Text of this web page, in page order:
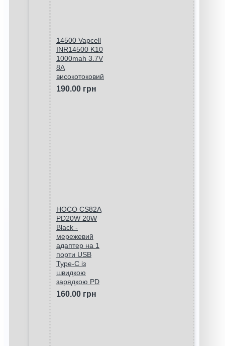
14500 Vapcell
INR14500 K10
1000mah 3.7V
8A
високотоковий
190.00 грн
HOCO CS82A
PD20W 20W
Black -
мережевий
адаптер на 1
порти USB
Type-C із
швидкою
зарядкою PD
160.00 грн